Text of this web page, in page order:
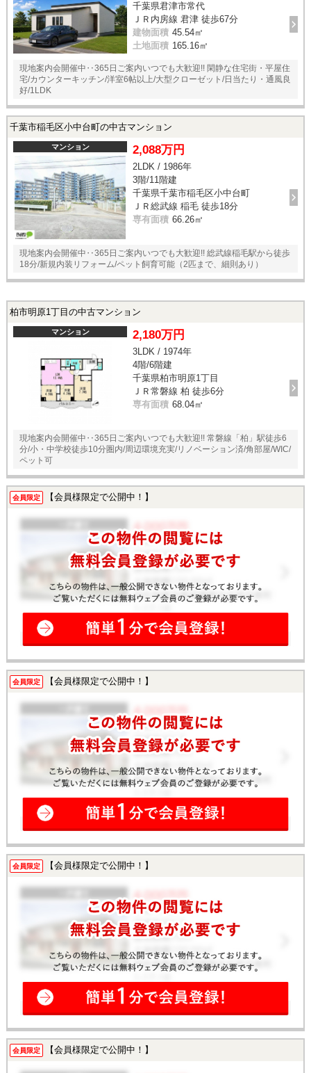
千葉県君津市常代
ＪＲ内房線 君津 徒歩67分
建物面積 45.54㎡
土地面積 165.16㎡
現地案内会開催中‥365日ご案内いつでも大歓迎!! 閑静な住宅街・平屋住
宅/カウンターキッチン/洋室6帖以上/大型クローゼット/日当たり・通風良
好/1LDK
千葉市稲毛区小中台町の中古マンション
マンション 2,088万円
2LDK / 1986年
3階/11階建
千葉県千葉市稲毛区小中台町
ＪＲ総武線 稲毛 徒歩18分
専有面積 66.26㎡
現地案内会開催中‥365日ご案内いつでも大歓迎!! 総武線稲毛駅から徒歩
18分/新規内装リフォーム/ペット飼育可能（2匹まで、細則あり）
柏市明原1丁目の中古マンション
マンション 2,180万円
3LDK / 1974年
4階/6階建
千葉県柏市明原1丁目
ＪＲ常磐線 柏 徒歩6分
専有面積 68.04㎡
現地案内会開催中‥365日ご案内いつでも大歓迎!! 常磐線「柏」駅徒歩6
分/小・中学校徒歩10分圏内/周辺環境充実/リノベーション済/角部屋/WIC/
ペット可
会員限定 【会員様限定で公開中！】
会員限定 【会員様限定で公開中！】
会員限定 【会員様限定で公開中！】
会員限定 【会員様限定で公開中！】